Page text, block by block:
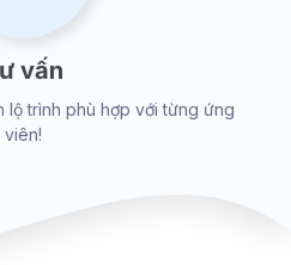
vấn
lộ trình phù hợp với từng ứng
viên!